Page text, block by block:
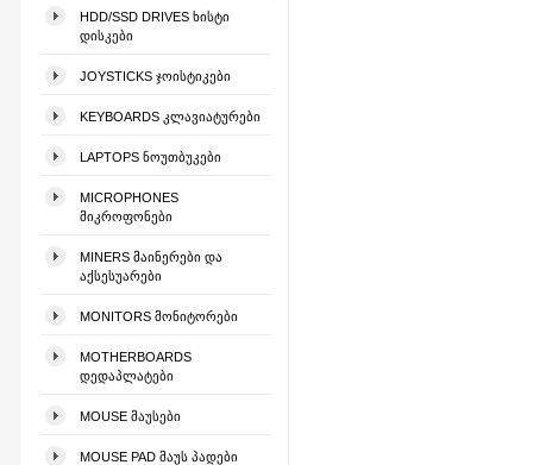
HDD/SSD DRIVES ᲮᲘᲡᲢᲘ
ᲓᲘᲡᲙᲔᲑᲘ
JOYSTICKS ᲯᲝᲘᲡᲢᲘᲙᲔᲑᲘ
KEYBOARDS ᲙᲚᲐᲕᲘᲐᲢᲣᲠᲔᲑᲘ
LAPTOPS ᲜᲝᲣᲗᲑᲣᲙᲔᲑᲘ
MICROPHONES
ᲛᲘᲙᲠᲝᲤᲝᲜᲔᲑᲘ
MINERS ᲛᲐᲘᲜᲔᲠᲔᲑᲘ ᲓᲐ
ᲐᲥᲡᲔᲡᲣᲐᲠᲔᲑᲘ
MONITORS ᲛᲝᲜᲘᲢᲝᲠᲔᲑᲘ
MOTHERBOARDS
ᲓᲔᲓᲐᲞᲚᲐᲢᲔᲑᲘ
MOUSE ᲛᲐᲣᲡᲔᲑᲘ
MOUSE PAD ᲛᲐᲣᲡ ᲞᲐᲓᲔᲑᲘ